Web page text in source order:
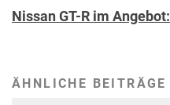
Nissan GT-R im Angebot:
ÄHNLICHE BEITRÄGE